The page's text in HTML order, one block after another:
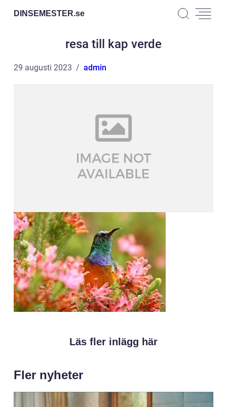
DINSEMESTER.se
resa till kap verde
29 augusti 2023 admin
Läs fler inlägg här
Fler nyheter